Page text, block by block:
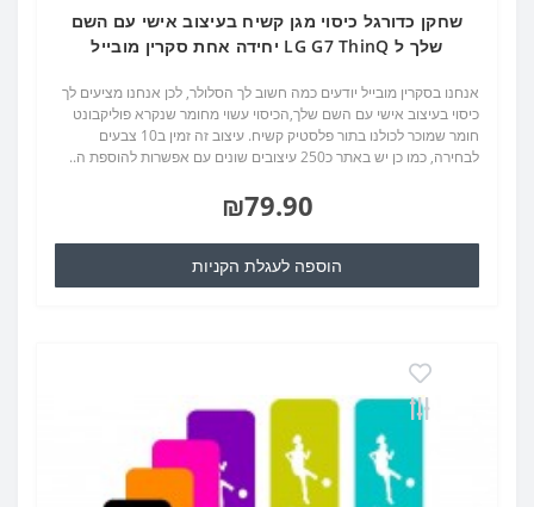
שחקן כדורגל כיסוי מגן קשיח בעיצוב אישי עם השם
שלך ל LG G7 ThinQ יחידה אחת סקרין מובייל
אנחנו בסקרין מובייל יודעים כמה חשוב לך הסלולר, לכן אנחנו מציעים לך
כיסוי בעיצוב אישי עם השם שלך,הכיסוי עשוי מחומר שנקרא פוליקבונט
חומר שמוכר לכולנו בתור פלסטיק קשיח. עיצוב זה זמין ב10 צבעים
לבחירה, כמו כן יש באתר כ250 עיצובים שונים עם אפשרות להוספת ה..
₪79.90
הוספה לעגלת הקניות